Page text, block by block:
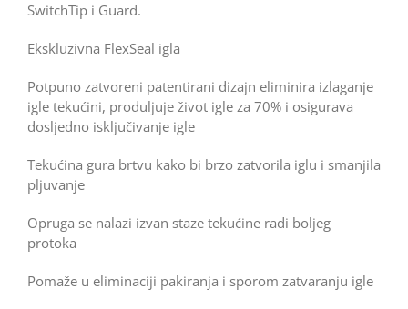
SwitchTip i Guard.
Ekskluzivna FlexSeal igla
Potpuno zatvoreni patentirani dizajn eliminira izlaganje
igle tekućini, produljuje život igle za 70% i osigurava
dosljedno isključivanje igle
Tekućina gura brtvu kako bi brzo zatvorila iglu i smanjila
pljuvanje
Opruga se nalazi izvan staze tekućine radi boljeg
protoka
Pomaže u eliminaciji pakiranja i sporom zatvaranju igle